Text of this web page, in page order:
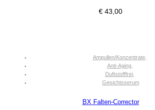
€ 43,00
Ampullen/Konzentrate
Anti-Aging,
Duftstofffrei
Gesichtsserum
BX Falten-Corrector